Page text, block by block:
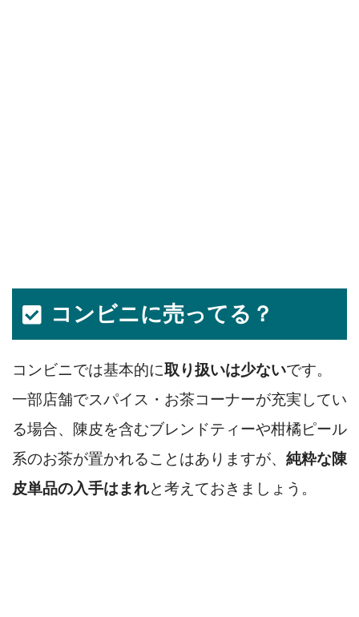
コンビニに売ってる？
コンビニでは基本的に取り扱いは少ないです。
一部店舗でスパイス・お茶コーナーが充実してい
る場合、陳皮を含むブレンドティーや柑橘ピール
系のお茶が置かれることはありますが、 純粋な陳
皮単品の入手はまれと考えておきましょう。